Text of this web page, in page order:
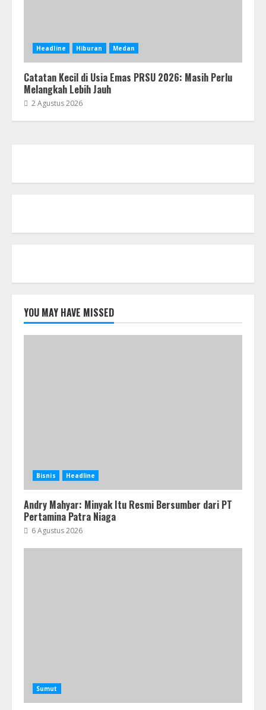
Headline Hiburan Medan
Catatan Kecil di Usia Emas PRSU 2026: Masih Perlu
Melangkah Lebih Jauh
2 Agustus 2026
YOU MAY HAVE MISSED
Bisnis Headline
Andry Mahyar: Minyak Itu Resmi Bersumber dari PT
Pertamina Patra Niaga
6 Agustus 2026
Sumut